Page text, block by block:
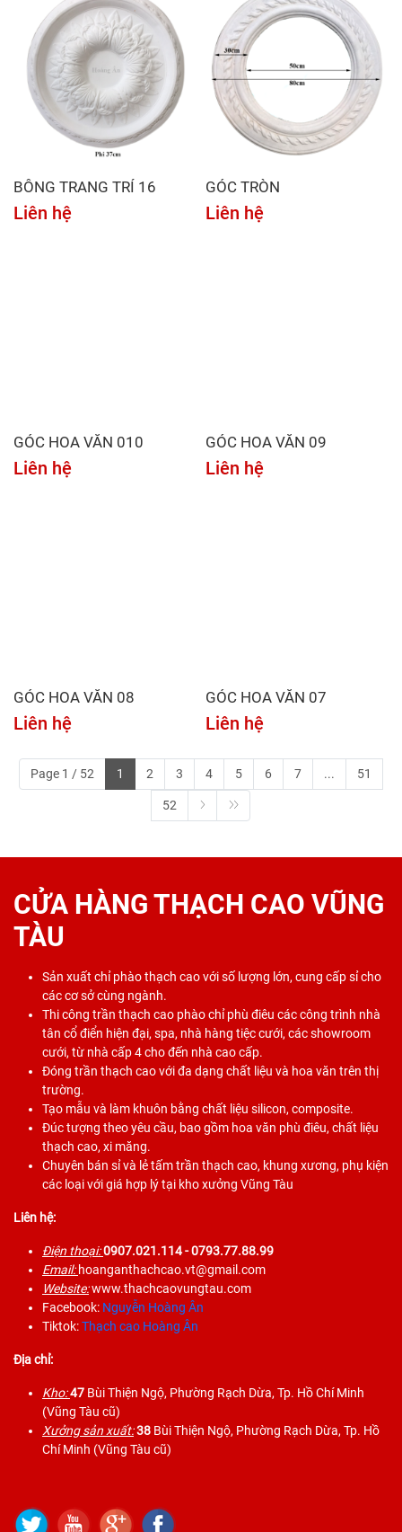
BÔNG TRANG TRÍ 16
Liên hệ
GÓC TRÒN
Liên hệ
GÓC HOA VĂN 010
Liên hệ
GÓC HOA VĂN 09
Liên hệ
GÓC HOA VĂN 08
Liên hệ
GÓC HOA VĂN 07
Liên hệ
Page 1 / 52 1 2 3 4 5 6 7 ... 51
52
CỬA HÀNG THẠCH CAO VŨNG
TÀU
Sản xuất chỉ phào thạch cao với số lượng lớn, cung cấp sỉ cho
các cơ sở cùng ngành.
Thi công trần thạch cao phào chỉ phù điêu các công trình nhà
tân cổ điển hiện đại, spa, nhà hàng tiệc cưới, các showroom
cưới, từ nhà cấp 4 cho đến nhà cao cấp.
Đóng trần thạch cao với đa dạng chất liệu và hoa văn trên thị
trường.
Tạo mẫu và làm khuôn bằng chất liệu silicon, composite.
Đúc tượng theo yêu cầu, bao gồm hoa văn phù điêu, chất liệu
thạch cao, xi măng.
Chuyên bán sỉ và lẻ tấm trần thạch cao, khung xương, phụ kiện
các loại với giá hợp lý tại kho xưởng Vũng Tàu
Liên hệ:
Điện thoại:0907.021.114- 0793.77.88.99
Email:hoanganthachcao.vt@gmail.com
Website:www.thachcaovungtau.com
Facebook: Nguyễn Hoàng Ân
Tiktok:Thạch cao Hoàng Ân
Địa chỉ:
Kho:47 Bùi Thiện Ngộ, Phường Rạch Dừa, Tp. Hồ Chí Minh
(Vũng Tàu cũ)
Xưởng sản xuất:38 Bùi Thiện Ngộ, Phường Rạch Dừa, Tp. Hồ
Chí Minh (Vũng Tàu cũ)